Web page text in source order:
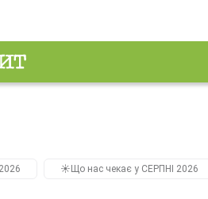
☀️Що нас чекає у СЕРПНІ 2026